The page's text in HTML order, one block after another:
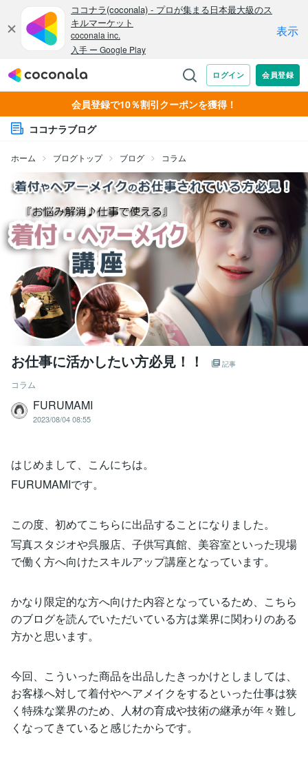
会員登録で10％割引クーポンを獲得！
ココナラブログ
ホーム ブログトップ ブログ コラム
お仕事に活かしたい方必見！！ 記事
コラム
FURUMAMI
2023/08/04 08:55
はじめまして、こんにちは。
FURUMAMIです。
この度、初めてこちらに出品することになりました。
写真スタジオや呉服店、子供写真館、美容室といった現場
で働く方へ向けたスキルアップ講座となっています。
かなり限定的な方へ向けた内容となっているため、こちら
のブログを読んでいただいている方は業界に関わりのある
方かと思います。
今回、こういった商品を出品したきっかけとしましては、
お客様へ対して着付やヘアメイクをするといった仕事は狭
く特殊な業界のため、人材の育成や技術の継承が年々難し
くなってきていると感じたからです。